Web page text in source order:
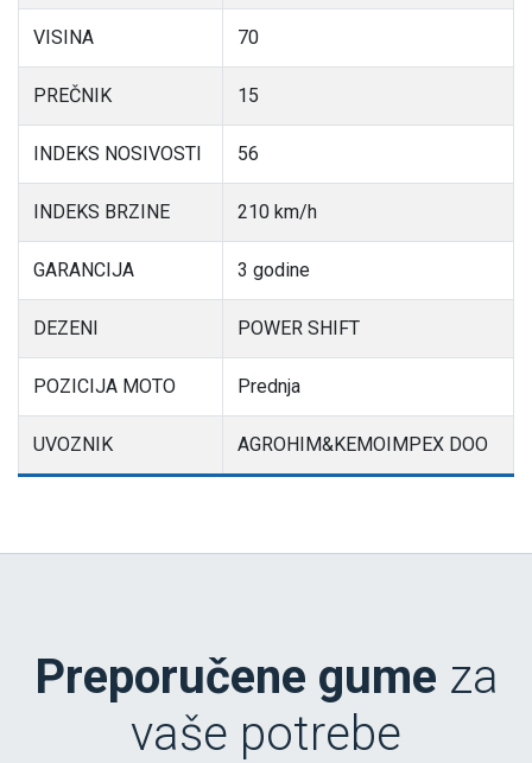
VISINA 70
PREČNIK 15
INDEKS NOSIVOSTI 56
INDEKS BRZINE 210 km/h
GARANCIJA 3 godine
DEZENI POWER SHIFT
POZICIJA MOTO Prednja
UVOZNIK AGROHIM&KEMOIMPEX DOO
Preporučene gume za
vaše potrebe